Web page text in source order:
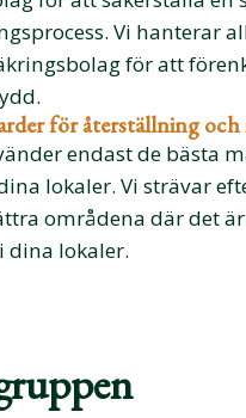
Vi hanterar
för att
för återställning
endast de bästa
lokaler. Vi strävar
områdena där det
dina lokaler.